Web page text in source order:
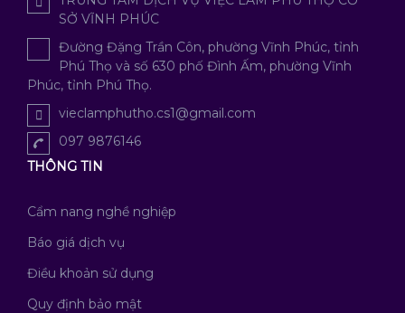
SỞ VĨNH PHÚC
Đường Đặng Trần Côn, phường Vĩnh Phúc, tỉnh
Phú Thọ và số 630 phố Đình Ấm, phường Vĩnh
Phúc, tỉnh Phú Thọ.
vieclamphutho.cs1@gmail.com
097 9876146
THÔNG TIN
Cẩm nang nghề nghiệp
Báo giá dịch vụ
Điều khoản sử dụng
Quy định bảo mật